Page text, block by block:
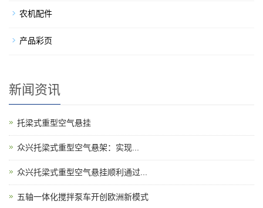
农机配件
产品彩页
新闻资讯
托梁式重型空气悬挂
​众兴托梁式重型空气悬架：实现...
众兴托梁式重型空气悬挂顺利通过...
五轴一体化搅拌泵车开创欧洲新模式